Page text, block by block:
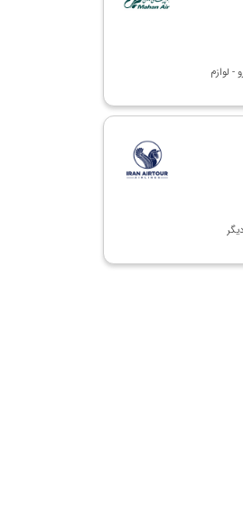
مدارک - دخانیات - پوشاک - پت - دارو - لوازم